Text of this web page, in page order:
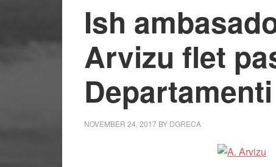
Ish
Arvizu flet
NOVEMBER 24, 2017 BY DGRECA